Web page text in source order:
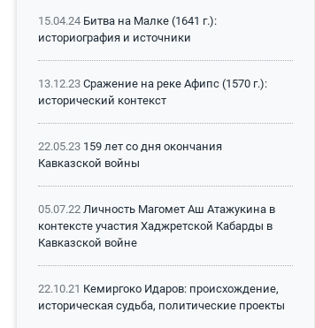
15.04.24 Битва на Малке (1641 г.):
историография и источники
13.12.23 Сражение на реке Афипс (1570 г.):
исторический контекст
22.05.23 159 лет со дня окончания
Кавказской войны
05.07.22 Личность Магомет Аш Атажукина в
контексте участия Хаджретской Кабарды в
Кавказской войне
22.10.21 Кемиргоко Идаров: происхождение,
историческая судьба, политические проекты